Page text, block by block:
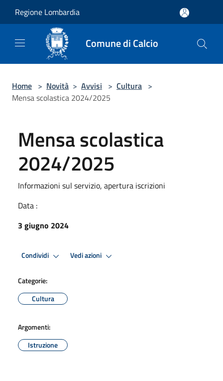
Regione Lombardia
Comune di Calcio
Home > Novità > Avvisi > Cultura >
Mensa scolastica 2024/2025
Mensa scolastica
2024/2025
Informazioni sul servizio, apertura iscrizioni
Data :
3 giugno 2024
Condividi Vedi azioni
Categorie:
Cultura
Argomenti:
Istruzione